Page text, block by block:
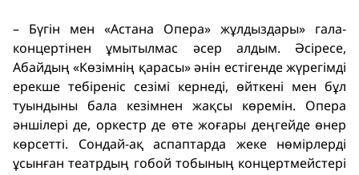
– Бүгін мен «Астана Опера» жұлдыздары» гала-
концертінен ұмытылмас әсер алдым. Әсіресе,
Абайдың «Көзімнің қарасы» әнін естігенде жүрегімді
ерекше тебіреніс сезімі кернеді, өйткені мен бұл
туындыны бала кезімнен жақсы көремін. Опера
әншілері де, оркестр де өте жоғары деңгейде өнер
көрсетті. Сондай-ақ аспаптарда жеке нөмірлерді
ұсынған театрдың гобой тобының концертмейстері